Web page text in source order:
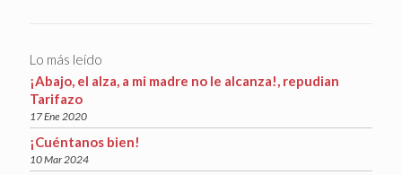
Lo más leído
¡Abajo, el alza, a mi madre no le alcanza!, repudian
Tarifazo
17 Ene 2020
¡Cuéntanos bien!
10 Mar 2024